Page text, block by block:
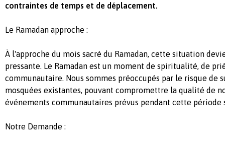
contraintes de temps et de déplacement.
Le Ramadan approche :
À l'approche du mois sacré du Ramadan, cette situation
pressante. Le Ramadan est un moment de spiritualité, de
communautaire. Nous sommes préoccupés par le risque de
mosquées existantes, pouvant compromettre la qualité de
événements communautaires prévus pendant cette période
Notre Demande :